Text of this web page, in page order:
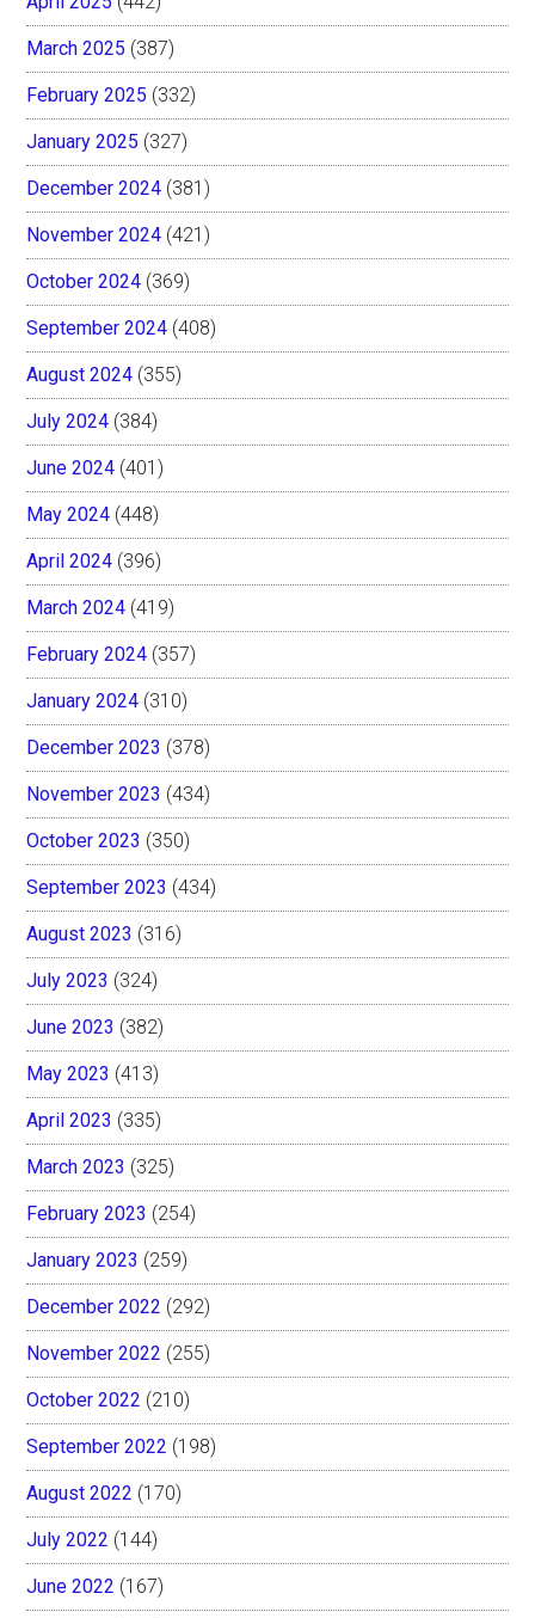
March 2025 (387)
February 2025 (332)
January 2025 (327)
December 2024 (381)
November 2024 (421)
October 2024 (369)
September 2024 (408)
August 2024 (355)
July 2024 (384)
June 2024 (401)
May 2024 (448)
April 2024 (396)
March 2024 (419)
February 2024 (357)
January 2024 (310)
December 2023 (378)
November 2023 (434)
October 2023 (350)
September 2023 (434)
August 2023 (316)
July 2023 (324)
June 2023 (382)
May 2023 (413)
April 2023 (335)
March 2023 (325)
February 2023 (254)
January 2023 (259)
December 2022 (292)
November 2022 (255)
October 2022 (210)
September 2022 (198)
August 2022 (170)
July 2022 (144)
June 2022 (167)